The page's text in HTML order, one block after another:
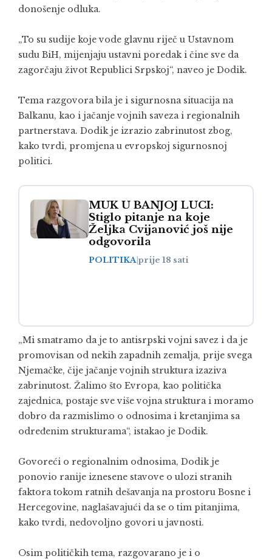
donošenje odluka.
„To su sudije koje vode glavnu riječ u Ustavnom
sudu BiH, mijenjaju ustavni poredak i čine sve da
zagorčaju život Republici Srpskoj“, naveo je Dodik.
Tema razgovora bila je i sigurnosna situacija na
Balkanu, kao i jačanje vojnih saveza i regionalnih
partnerstava. Dodik je izrazio zabrinutost zbog,
kako tvrdi, promjena u evropskoj sigurnosnoj
politici.
MUK U BANJOJ LUCI:
Stiglo pitanje na koje
Željka Cvijanović još nije
odgovorila
POLITIKAprije 18 sati
„Mi smatramo da je to antisrpski vojni savez i da je
promovisan od nekih zapadnih zemalja, prije svega
Njemačke, čije jačanje vojnih struktura izaziva
zabrinutost. Žalimo što Evropa, kao politička
zajednica, postaje sve više vojna struktura i moramo
dobro da razmislimo o odnosima i kretanjima sa
određenim strukturama“, istakao je Dodik.
Govoreći o regionalnim odnosima, Dodik je
ponovio ranije iznesene stavove o ulozi stranih
faktora tokom ratnih dešavanja na prostoru Bosne i
Hercegovine, naglašavajući da se o tim pitanjima,
kako tvrdi, nedovoljno govori u javnosti.
Osim političkih tema, razgovarano je i o